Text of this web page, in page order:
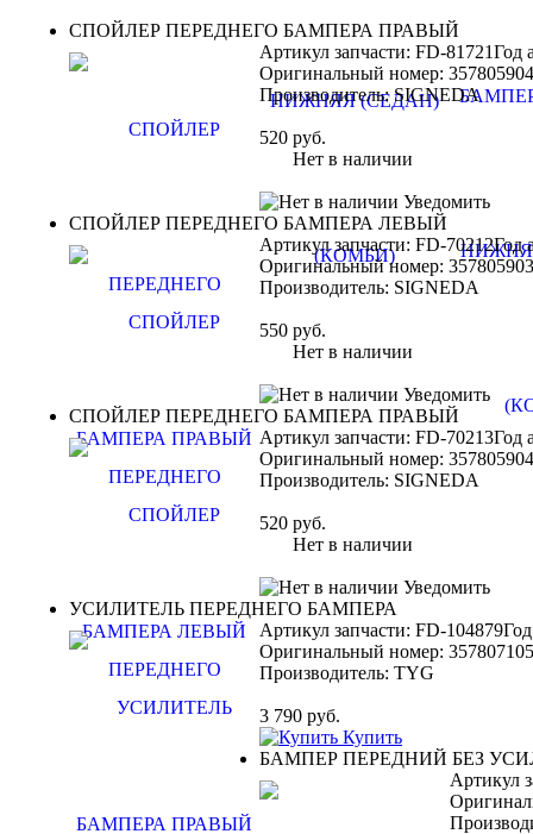
СПОЙЛЕР ПЕРЕДНЕГО БАМПЕРА ПРАВЫЙ
Артикул запчасти: FD-81721Год
Оригинальный номер: 357805904
Производитель:SIGNEDA
520 руб.
Нет в наличии
Уведомить
СПОЙЛЕР ПЕРЕДНЕГО БАМПЕРА ЛЕВЫЙ
Артикул запчасти: FD-70212Год
Оригинальный номер: 357805903
Производитель: SIGNEDA
550 руб.
Нет в наличии
Уведомить
СПОЙЛЕР ПЕРЕДНЕГО БАМПЕРА ПРАВЫЙ
Артикул запчасти: FD-70213Год
Оригинальный номер: 357805904
Производитель: SIGNEDA
520 руб.
Нет в наличии
Уведомить
УСИЛИТЕЛЬ ПЕРЕДНЕГО БАМПЕРА
Артикул запчасти: FD-104879
Оригинальный номер:
Производитель: TYG
3 790 руб.
Купить
БАМПЕР ПЕРЕДНИЙ БЕЗ
Артикул